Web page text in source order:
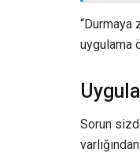
“Durmaya
uygulama
Sorun